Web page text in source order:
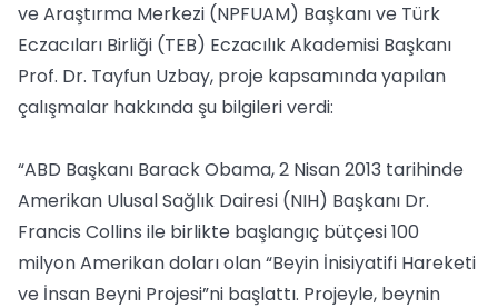
ve Araştırma Merkezi (NPFUAM) Başkanı ve Türk
Eczacıları Birliği (TEB) Eczacılık Akademisi Başkanı
Prof. Dr. Tayfun Uzbay, proje kapsamında yapılan
çalışmalar hakkında şu bilgileri verdi:
“ABD Başkanı Barack Obama, 2 Nisan 2013 tarihinde
Amerikan Ulusal Sağlık Dairesi (NIH) Başkanı Dr.
Francis Collins ile birlikte başlangıç bütçesi 100
milyon Amerikan doları olan “Beyin İnisiyatifi Hareketi
ve İnsan Beyni Projesi”ni başlattı. Projeyle, beynin